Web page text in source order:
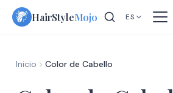
Skip
HairStyleMojo ES
Inicio Color de Cabello